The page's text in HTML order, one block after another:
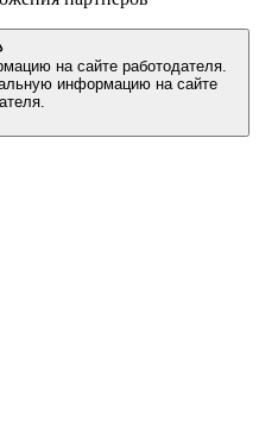
на сайте работодателя.
информацию на сайте